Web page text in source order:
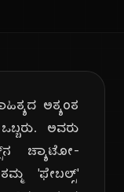
ಅತ್ಯಂತ
ಅವರು
ಚ್ಯಾಟೋ-
'ಫೇಬಲ್ಸ್'